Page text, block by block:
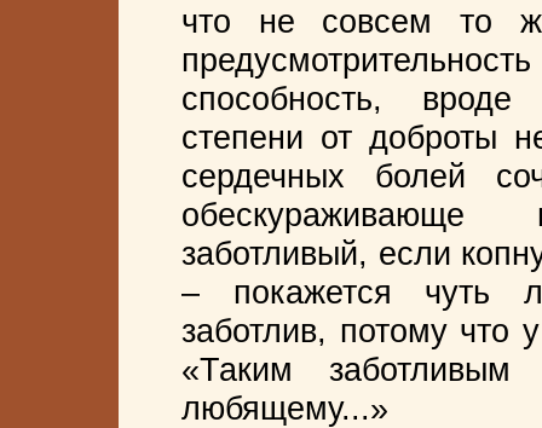
что не совсем то
способность,
степени от доброты
сердечных болей
заботливый, если
– покажется чуть
заботлив, потому что
«Таким
любящему...»